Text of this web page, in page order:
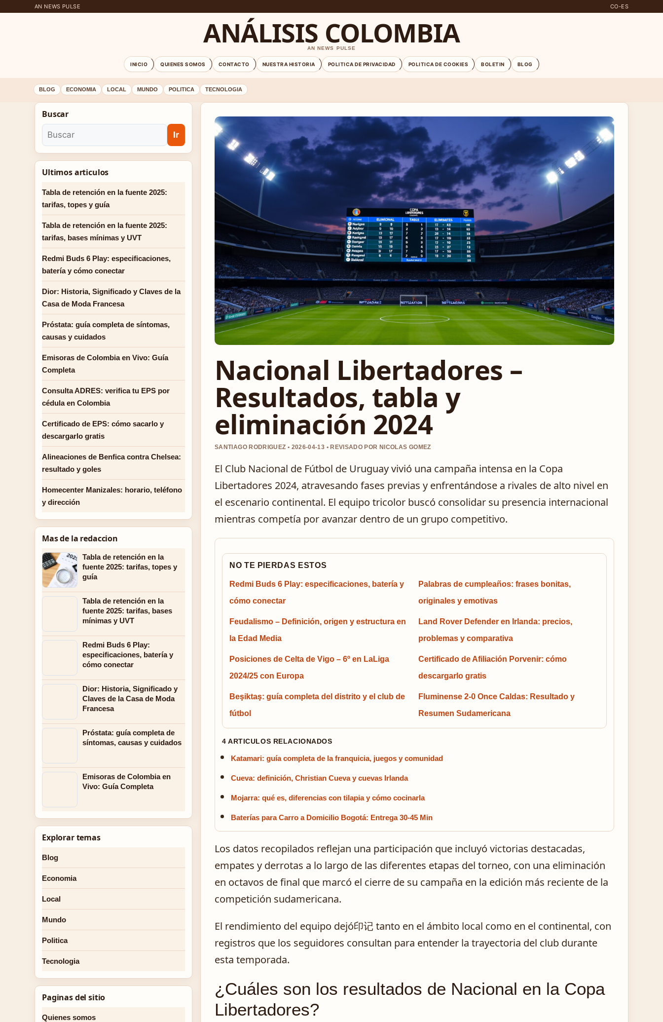
AN NEWS PULSE CO-ES
ANÁLISIS COLOMBIA
AN NEWS PULSE
INICIO QUIENES SOMOS CONTACTO NUESTRA HISTORIA POLITICA DE PRIVACIDAD POLITICA DE COOKIES BOLETIN BLOG
BLOG ECONOMIA LOCAL MUNDO POLITICA TECNOLOGIA
Nacional Libertadores –
Resultados, tabla y
eliminación 2024
SANTIAGO RODRIGUEZ • 2026-04-13 • REVISADO POR NICOLAS GOMEZ
El Club Nacional de Fútbol de Uruguay vivió una campaña intensa en la Copa
Libertadores 2024, atravesando fases previas y enfrentándose a rivales de alto nivel en
el escenario continental. El equipo tricolor buscó consolidar su presencia internacional
mientras competía por avanzar dentro de un grupo competitivo.
NO TE PIERDAS ESTOS
Redmi Buds 6 Play: especificaciones, batería y
cómo conectar
Palabras de cumpleaños: frases bonitas,
originales y emotivas
Feudalismo – Definición, origen y estructura en
la Edad Media
Land Rover Defender en Irlanda: precios,
problemas y comparativa
Posiciones de Celta de Vigo – 6º en LaLiga
2024/25 con Europa
Certificado de Afiliación Porvenir: cómo
descargarlo gratis
Beşiktaş: guía completa del distrito y el club de
fútbol
Fluminense 2-0 Once Caldas: Resultado y
Resumen Sudamericana
4 ARTICULOS RELACIONADOS
Katamari: guía completa de la franquicia, juegos y comunidad
Cueva: definición, Christian Cueva y cuevas Irlanda
Mojarra: qué es, diferencias con tilapia y cómo cocinarla
Baterías para Carro a Domicilio Bogotá: Entrega 30-45 Min
Los datos recopilados reflejan una participación que incluyó victorias destacadas,
empates y derrotas a lo largo de las diferentes etapas del torneo, con una eliminación
en octavos de final que marcó el cierre de su campaña en la edición más reciente de la
competición sudamericana.
El rendimiento del equipo dejó印记 tanto en el ámbito local como en el continental, con
registros que los seguidores consultan para entender la trayectoria del club durante
esta temporada.
¿Cuáles son los resultados de Nacional en la Copa
Libertadores?
Buscar
Ir
Ultimos articulos
Tabla de retención en la fuente 2025:
tarifas, topes y guía
Tabla de retención en la fuente 2025:
tarifas, bases mínimas y UVT
Redmi Buds 6 Play: especificaciones,
batería y cómo conectar
Dior: Historia, Significado y Claves de la
Casa de Moda Francesa
Próstata: guía completa de síntomas,
causas y cuidados
Emisoras de Colombia en Vivo: Guía
Completa
Consulta ADRES: verifica tu EPS por
cédula en Colombia
Certificado de EPS: cómo sacarlo y
descargarlo gratis
Alineaciones de Benfica contra Chelsea:
resultado y goles
Homecenter Manizales: horario, teléfono
y dirección
Mas de la redaccion
Tabla de retención en la
fuente 2025: tarifas, topes y
guía
Tabla de retención en la
fuente 2025: tarifas, bases
mínimas y UVT
Redmi Buds 6 Play:
especificaciones, batería y
cómo conectar
Dior: Historia, Significado y
Claves de la Casa de Moda
Francesa
Próstata: guía completa de
síntomas, causas y cuidados
Emisoras de Colombia en
Vivo: Guía Completa
Explorar temas
Blog
Economia
Local
Mundo
Politica
Tecnologia
Paginas del sitio
Quienes somos